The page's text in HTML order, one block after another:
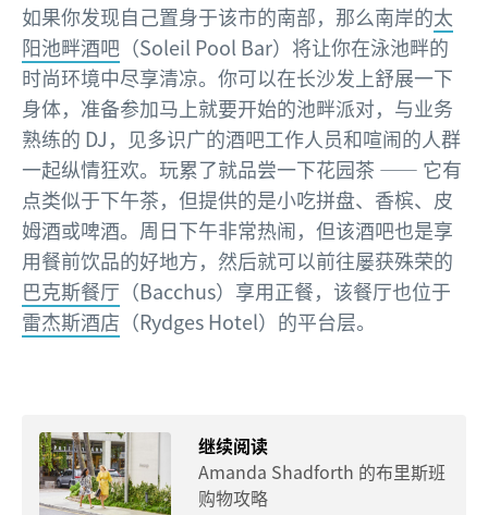
如果你发现自己置身于该市的南部，那么南岸的太
阳池畔酒吧 （Soleil Pool Bar）将让你在泳池畔的
时尚环境中尽享清凉。你可以在长沙发上舒展一下
身体，准备参加马上就要开始的池畔派对，与业务
熟练的 DJ，见多识广的酒吧工作人员和喧闹的人群
一起纵情狂欢。玩累了就品尝一下花园茶 —— 它有
点类似于下午茶，但提供的是小吃拼盘、香槟、皮
姆酒或啤酒。周日下午非常热闹，但该酒吧也是享
用餐前饮品的好地方，然后就可以前往屡获殊荣的
巴克斯餐厅 （Bacchus）享用正餐，该餐厅也位于
雷杰斯酒店 （Rydges Hotel）的平台层。
继续阅读
Amanda Shadforth 的布里斯班
购物攻略